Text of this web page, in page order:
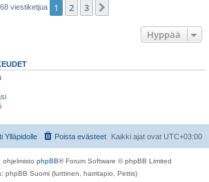
68 viestiketjua 1 2 3
Hyppää
Kaikki ajat ovat UTC+03:00
Poista evästeet
Ylläpidolle
ohjelmisto phpBB® Forum Software © phpBB Limited
phpBB Suomi (lurttinen, harritapio, Pettis)